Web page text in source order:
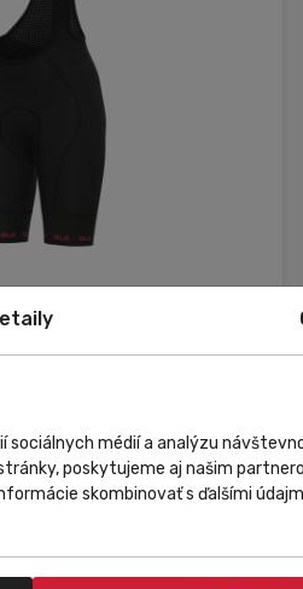
Zľava
Alé Cycling Strada 2.0
Do košíka
sociálnych médií a analýzu
poskytujeme aj našim
skombinovať s ďalšími